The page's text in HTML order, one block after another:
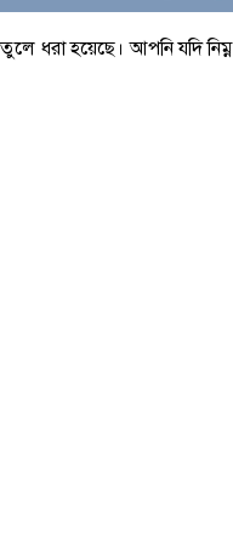
ধরা হয়েছে। আপনি যদি